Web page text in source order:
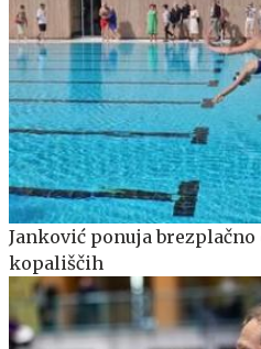
Janković ponuja
kopališčih